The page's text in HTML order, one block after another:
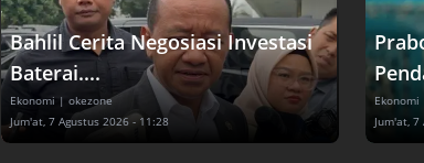
Bahlil Cerita Negosiasi Investasi
Baterai....
Ekonomi | okezone
Jum'at, 7 Agustus 2026 - 11:28
Ekonomi
Jum'at,